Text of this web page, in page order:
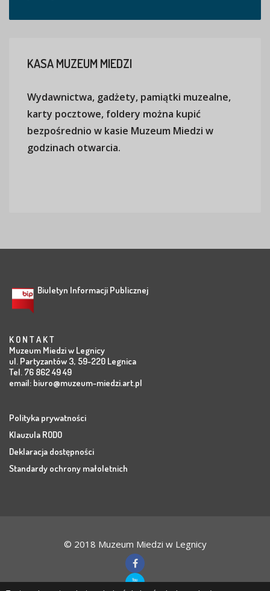
KASAMUZEUM MIEDZI
Wydawnictwa, gadżety, pamiątki muzealne,
karty pocztowe, foldery można kupić
bezpośrednio w kasie Muzeum Miedzi w
godzinach otwarcia.
Biuletyn Informacji Publicznej
K O N T A K T
Muzeum Miedzi w Legnicy
ul. Partyzantów 3, 59-220 Legnica
Tel. 76 862 49 49
email: biuro@muzeum-miedzi.art.pl
Polityka prywatności
Klauzula RODO
Deklaracja dostępności
Standardy ochrony małoletnich
© 2018 Muzeum Miedzi w Legnicy